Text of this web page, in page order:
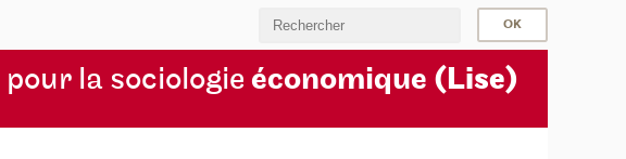
pour la sociologie économique (Lise)